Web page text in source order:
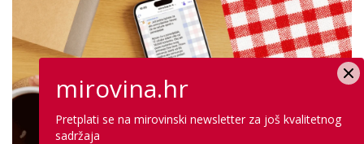
mirovina.hr
Pretplati se na mirovinski newsletter za još kvalitetnog
sadržaja